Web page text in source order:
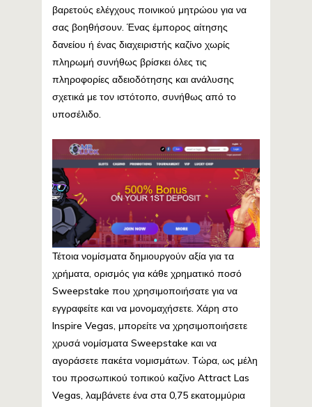
βαρετούς ελέγχους ποινικού μητρώου για να
σας βοηθήσουν. Ένας έμπορος αίτησης
δανείου ή ένας διαχειριστής καζίνο χωρίς
πληρωμή συνήθως βρίσκει όλες τις
πληροφορίες αδειοδότησης και ανάλυσης
σχετικά με τον ιστότοπο, συνήθως από το
υποσέλιδο.
Τέτοια νομίσματα δημιουργούν αξία για τα
χρήματα, ορισμός για κάθε χρηματικό ποσό
Sweepstake που χρησιμοποιήσατε για να
εγγραφείτε και να μονομαχήσετε. Χάρη στο
Inspire Vegas, μπορείτε να χρησιμοποιήσετε
χρυσά νομίσματα Sweepstake και να
αγοράσετε πακέτα νομισμάτων. Τώρα, ως μέλη
του προσωπικού τοπικού καζίνο Attract Las
Vegas, λαμβάνετε ένα στα 0,75 εκατομμύρια